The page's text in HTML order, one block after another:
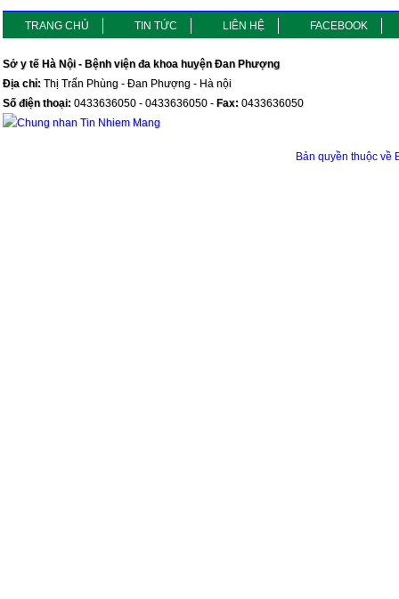
TRANG CHỦ TIN TỨC LIÊN HỆ FACEBOOK
Sở y tế Hà Nội - Bệnh viện đa khoa huyện Đan Phượng
Địa chỉ: Thị Trấn Phùng - Đan Phượng - Hà nội
Số điện thoại: 0433636050 - 0433636050 - Fax: 0433636050
Bản quyền thuộc về